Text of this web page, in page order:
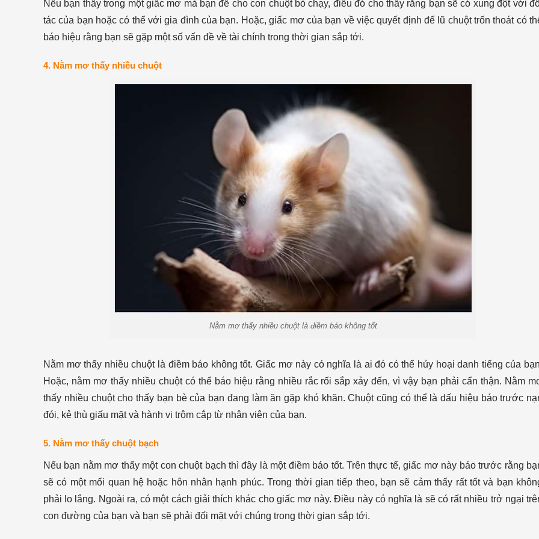
Nếu bạn thấy trong một giấc mơ mà bạn để cho con chuột bỏ chạy, điều đó cho thấy rằng bạn sẽ có xung đột với
tác của bạn hoặc có thể với gia đình của bạn. Hoặc, giấc mơ của bạn về việc quyết định để lũ chuột trốn thoát có
báo hiệu rằng bạn sẽ gặp một số vấn đề về tài chính trong thời gian sắp tới.
4. Nằm mơ thấy nhiều chuột
Nằm mơ thấy nhiều chuột là điềm báo không tốt
Nằm mơ thấy nhiều chuột là điềm báo không tốt. Giấc mơ này có nghĩa là ai đó có thể hủy hoại danh tiếng của
Hoặc, nằm mơ thấy nhiều chuột có thể báo hiệu rằng nhiều rắc rối sắp xảy đến, vì vậy bạn phải cẩn thận. Nằm
thấy nhiều chuột cho thấy bạn bè của bạn đang làm ăn gặp khó khăn. Chuột cũng có thể là dấu hiệu báo trước
đói, kẻ thù giấu mặt và hành vi trộm cắp từ nhân viên của bạn.
5. Nằm mơ thấy chuột bạch
Nếu bạn nằm mơ thấy một con chuột bạch thì đây là một điềm báo tốt. Trên thực tế, giấc mơ này báo trước rằng
sẽ có một mối quan hệ hoặc hôn nhân hạnh phúc. Trong thời gian tiếp theo, bạn sẽ cảm thấy rất tốt và bạn
phải lo lắng. Ngoài ra, có một cách giải thích khác cho giấc mơ này. Điều này có nghĩa là sẽ có rất nhiều trở ngại
con đường của bạn và bạn sẽ phải đối mặt với chúng trong thời gian sắp tới.